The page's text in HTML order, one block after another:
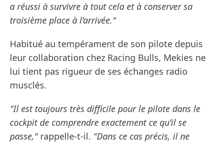
a réussi à survivre à tout cela et à conserver sa
troisième place à l’arrivée."
Habitué au tempérament de son pilote depuis
leur collaboration chez Racing Bulls, Mekies ne
lui tient pas rigueur de ses échanges radio
musclés.
"Il est toujours très difficile pour le pilote dans le
cockpit de comprendre exactement ce qu’il se
passe,"rappelle-t-il. "Dans ce cas précis, il ne